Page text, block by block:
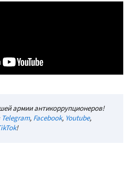
армии антикоррупционеров!
Telegram, Facebook, Youtube,
!